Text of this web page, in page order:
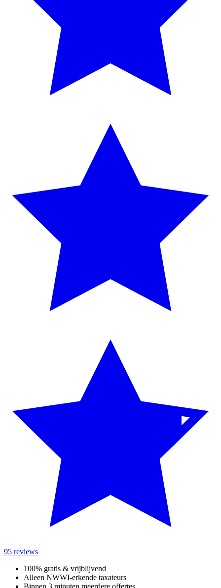
95 reviews
100% gratis & vrijblijvend
Alleen NWWI-erkende taxateurs
Binnen 3 minuten meerdere offertes